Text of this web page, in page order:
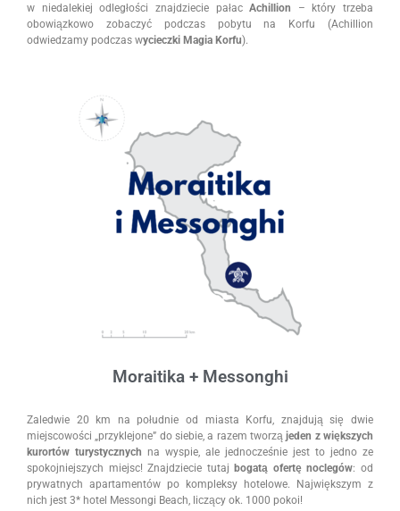
w niedalekiej odległości znajdziecie pałacAchillion – który trzeba
obowiązkowo zobaczyć podczas pobytu na Korfu (Achillion
odwiedzamy podczas wycieczki Magia Korfu).
Moraitika + Messonghi
Zaledwie 20 km na południe od miasta Korfu, znajdują się dwie
miejscowości „przyklejone” do siebie, a razem tworząjeden z większych
kurortów turystycznych na wyspie, ale jednocześnie jest to jedno ze
spokojniejszych miejsc! Znajdziecie tutaj bogatą ofertę noclegów: od
prywatnych apartamentów po kompleksy hotelowe. Największym z
nich jest 3* hotel Messongi Beach, liczący ok. 1000 pokoi!